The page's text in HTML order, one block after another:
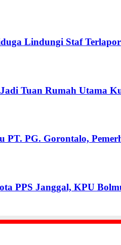
Lindungi Staf Terlapor
Tuan Rumah Utama
PT. PG. Gorontalo,
PPS Janggal, KPU